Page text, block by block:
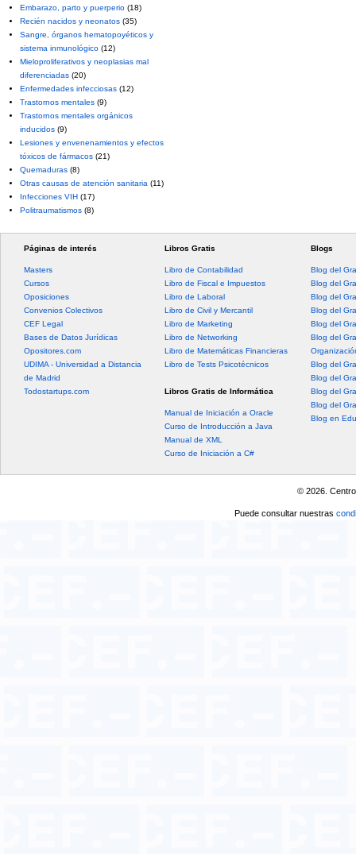
Embarazo, parto y puerperio (18)
Recién nacidos y neonatos (35)
Sangre, órganos hematopoyéticos y
sistema inmunológico (12)
Mieloproliferativos y neoplasias mal
diferenciadas (20)
Enfermedades infecciosas (12)
Trastornos mentales (9)
Trastornos mentales orgánicos
inducidos (9)
Lesiones y envenenamientos y efectos
tóxicos de fármacos (21)
Quemaduras (8)
Otras causas de atención sanitaria (11)
Infecciones VIH (17)
Politraumatismos (8)
Páginas de interés
Masters
Cursos
Oposiciones
Convenios Colectivos
CEF Legal
Bases de Datos Jurídicas
Opositores.com
UDIMA - Universidad a Distancia
de Madrid
Todostartups.com
Libros Gratis
Libro de Contabilidad
Libro de Fiscal e Impuestos
Libro de Laboral
Libro de Civil y Mercantil
Libro de Marketing
Libro de Networking
Libro de Matemáticas Financieras
Libro de Tests Psicotécnicos
Libros Gratis de Informática
Manual de Iniciación a Oracle
Curso de Introducción a Java
Manual de XML
Curso de Iniciación a C#
Blogs
Blog del
Blog del
Blog del
Blog del
Blog del
Blog del
Blog del
Blog del
Blog del
Blog del
Blog en
© 2026.
Puede consultar nuestras